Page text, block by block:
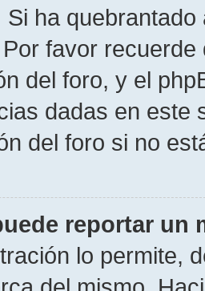
Si ha
favor
del foro, y el
dadas en este
del foro si no
reportar un
lo permite,